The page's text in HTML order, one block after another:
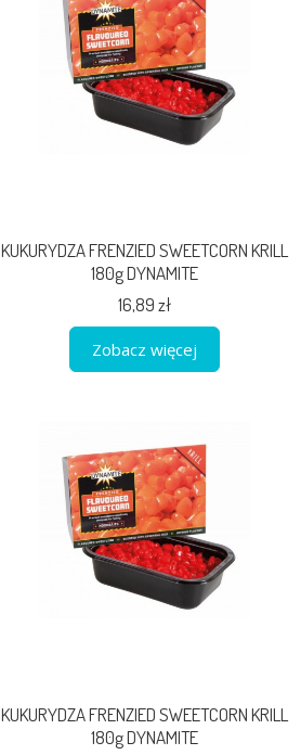
KUKURYDZA FRENZIED SWEETCORN KRILL
180g DYNAMITE
16,89 zł
Zobacz więcej
KUKURYDZA FRENZIED SWEETCORN KRILL
180g DYNAMITE